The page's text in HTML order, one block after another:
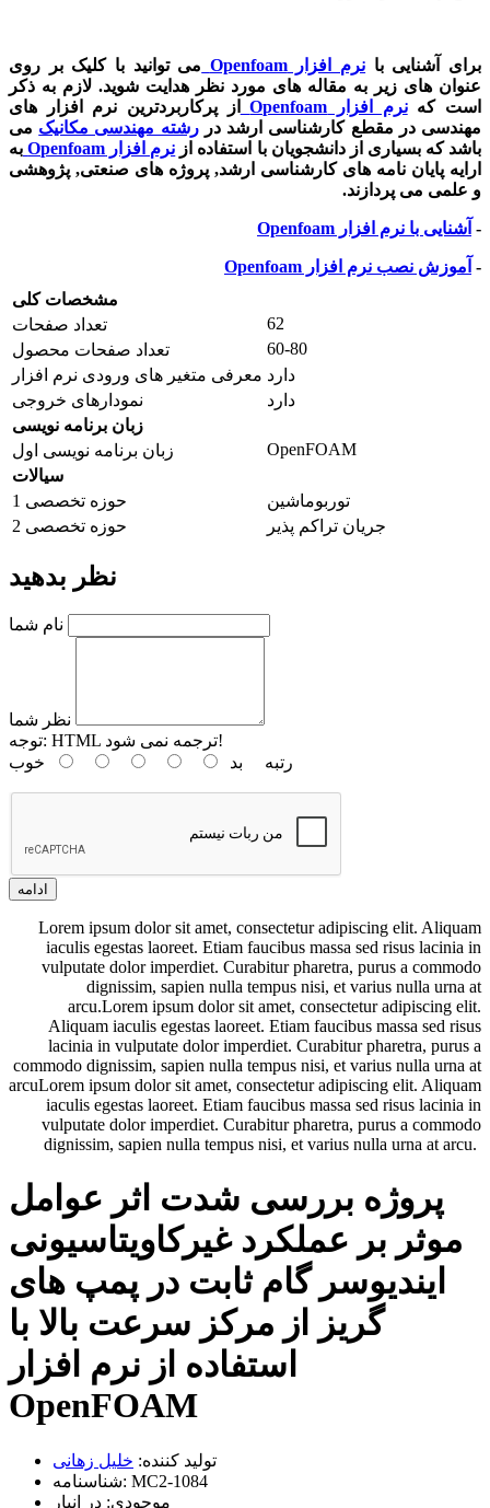
برای آشنایی با نرم افزار Openfoam
می توانید با کلیک بر روی
عنوان های زیر به مقاله های مورد نظر هدایت شوید. لازم به ذکر
است کهنرم افزار Openfoam
از پرکاربردترین نرم افزار های
مهندسی در مقطع کارشناسی ارشد دررشته مهندسی مکانیک می
باشد که بسیاری از دانشجویان با استفاده از نرم افزار Openfoam
به
ارایه پایان نامه های کارشناسی ارشد, پروژه های صنعتی, پژوهشی
و علمی می پردازند.
- آشنایی با نرم افزار Openfoam
- آموزش نصب نرم افزار Openfoam
مشخصات کلی
تعداد صفحات
62
تعداد صفحات محصول
60-80
معرفی متغیر های ورودی نرم افزار دارد
نمودارهای خروجی
دارد
زبان برنامه نویسی
زبان برنامه نویسی اول
OpenFOAM
سیالات
حوزه تخصصی 1
توربوماشین
حوزه تخصصی 2
جریان تراکم‌ پذیر
نظر بدهید
نام شما
نظر شما
توجه:
HTML ترجمه نمی شود!
رتبه بد خوب
ادامه
Lorem ipsum dolor sit amet, consectetur adipiscing elit. Aliquam
iaculis egestas laoreet. Etiam faucibus massa sed risus lacinia in
vulputate dolor imperdiet. Curabitur pharetra, purus a commodo
dignissim, sapien nulla tempus nisi, et varius nulla urna at
arcu.Lorem ipsum dolor sit amet, consectetur adipiscing elit.
Aliquam iaculis egestas laoreet. Etiam faucibus massa sed risus
lacinia in vulputate dolor imperdiet. Curabitur pharetra, purus a
commodo dignissim, sapien nulla tempus nisi, et varius nulla urna at
arcuLorem ipsum dolor sit amet, consectetur adipiscing elit. Aliquam
iaculis egestas laoreet. Etiam faucibus massa sed risus lacinia in
vulputate dolor imperdiet. Curabitur pharetra, purus a commodo
dignissim, sapien nulla tempus nisi, et varius nulla urna at arcu.
پروژه بررسی شدت اثر عوامل
موثر بر عملکرد غیرکاویتاسیونی
ایندیوسر گام ثابت در پمپ های
گریز از مرکز سرعت بالا با
استفاده از نرم افزار
OpenFOAM
تولید کننده: خلیل زهانی
شناسنامه: MC2-1084
موجودی: در انبار